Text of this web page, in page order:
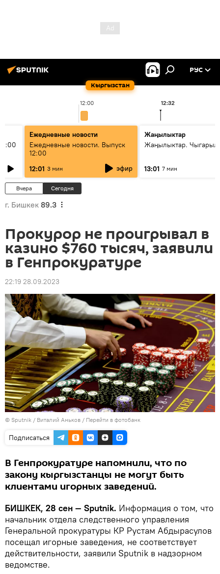
Кыргызстан
РУС
12:00 12:32
Ежедневные новости
Ежедневные новости. Выпуск
12:00
12:01 3 мин эфир
Жаңылыктар
Жаңылыктар.
13:01 7 мин
Вчера Сегодня
г. Бишкек 89.3
Прокурор не проигрывал в
казино $760 тысяч, заявили
в Генпрокуратуре
22:19 28.09.2023
© Sputnik / Виталий Аньков / Перейти в фотобанк
Подписаться
В Генпрокуратуре напомнили, что по
закону кыргызстанцы не могут быть
клиентами игорных заведений.
БИШКЕК, 28 сен — Sputnik. Информация о том, что
начальник отдела следственного управления
Генеральной прокуратуры КР Рустам Абдырасулов
посещал игорные заведения, не соответствует
действительности, заявили Sputnik в надзорном
ведомстве.